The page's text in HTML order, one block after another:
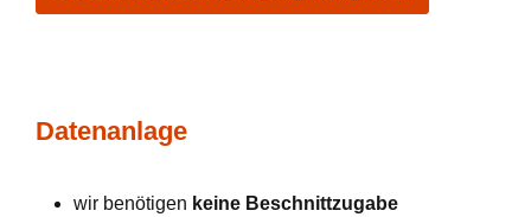
Datenanlage
wir benötigen keine Beschnittzugabe